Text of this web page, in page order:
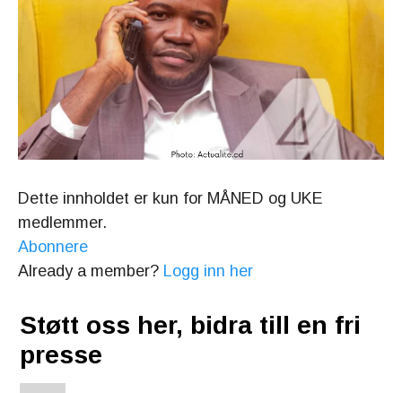
Dette innholdet er kun for MÅNED og UKE
medlemmer.
Abonnere
Already a member? Logg inn her
Støtt oss her, bidra till en fri
presse